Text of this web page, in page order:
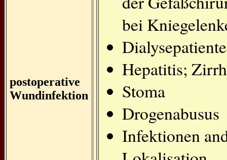
postoperative
Wundinfektion
bei
Hepatitis;
Stoma
Drogenabusus
Infektionen